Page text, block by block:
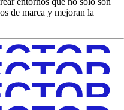
de marca y mejoran la